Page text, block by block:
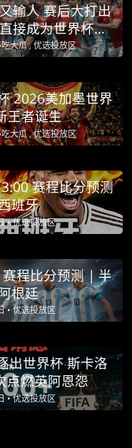
输人 赛后大打出
接成为世界杯最
大瓜 , 优选投放区
2026美加墨世界
王者诞生
大瓜 , 优选投放区
赛程比分预测
班牙
•优选投放区
程比分预测 | 半
阿根廷
• 优选投放区
出世界杯 斯卡洛
点燃英阿恩怨
•优选投放区